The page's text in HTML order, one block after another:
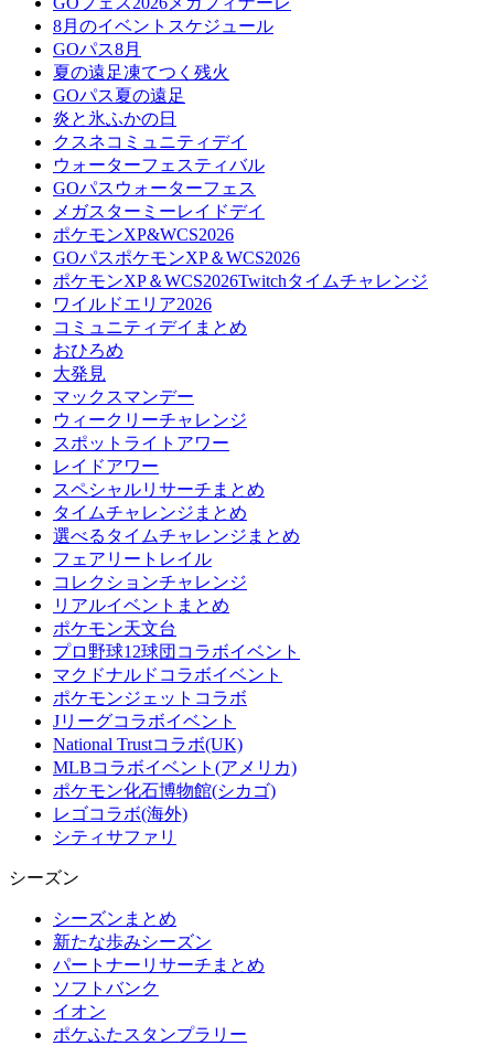
8月のイベントスケジュール
GOパス8月
夏の遠足凍てつく残火
GOパス夏の遠足
炎と氷ふかの日
クスネコミュニティデイ
ウォーターフェスティバル
GOパスウォーターフェス
メガスターミーレイドデイ
ポケモンXP&WCS2026
GOパスポケモンXP＆WCS2026
ポケモンXP＆WCS2026Twitchタイムチャレンジ
ワイルドエリア2026
コミュニティデイまとめ
おひろめ
大発見
マックスマンデー
ウィークリーチャレンジ
スポットライトアワー
レイドアワー
スペシャルリサーチまとめ
タイムチャレンジまとめ
選べるタイムチャレンジまとめ
フェアリートレイル
コレクションチャレンジ
リアルイベントまとめ
ポケモン天文台
プロ野球12球団コラボイベント
マクドナルドコラボイベント
ポケモンジェットコラボ
Jリーグコラボイベント
National Trustコラボ(UK)
MLBコラボイベント(アメリカ)
ポケモン化石博物館(シカゴ)
レゴコラボ(海外)
シティサファリ
シーズン
シーズンまとめ
新たな歩みシーズン
パートナーリサーチまとめ
ソフトバンク
イオン
ポケふたスタンプラリー